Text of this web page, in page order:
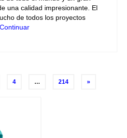
una calidad impresionante. El
de todos los proyectos
Continuar
4 … 214 »